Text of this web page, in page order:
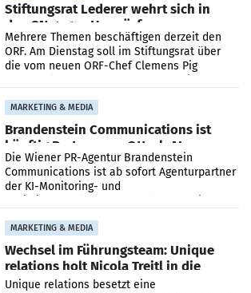
Stiftungsrat Lederer wehrt sich in
den SN gegen Vorwürfe
Mehrere Themen beschäftigen derzeit den
ORF. Am Dienstag soll im Stiftungsrat über
die vom neuen ORF-Chef Clemens Pig
MARKETING & MEDIA
Brandenstein Communications ist
künftig Partner von OtterlyAI
Die Wiener PR-Agentur Brandenstein
Communications ist ab sofort Agenturpartner
der KI-Monitoring- und
MARKETING & MEDIA
Wechsel im Führungsteam: Unique
relations holt Nicola Treitl in die
Geschäftsleitung
Unique relations besetzt eine